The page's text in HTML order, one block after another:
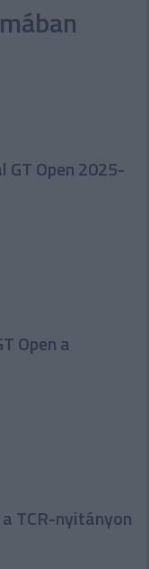
Open 2025-
Open a
TCR-nyitányon